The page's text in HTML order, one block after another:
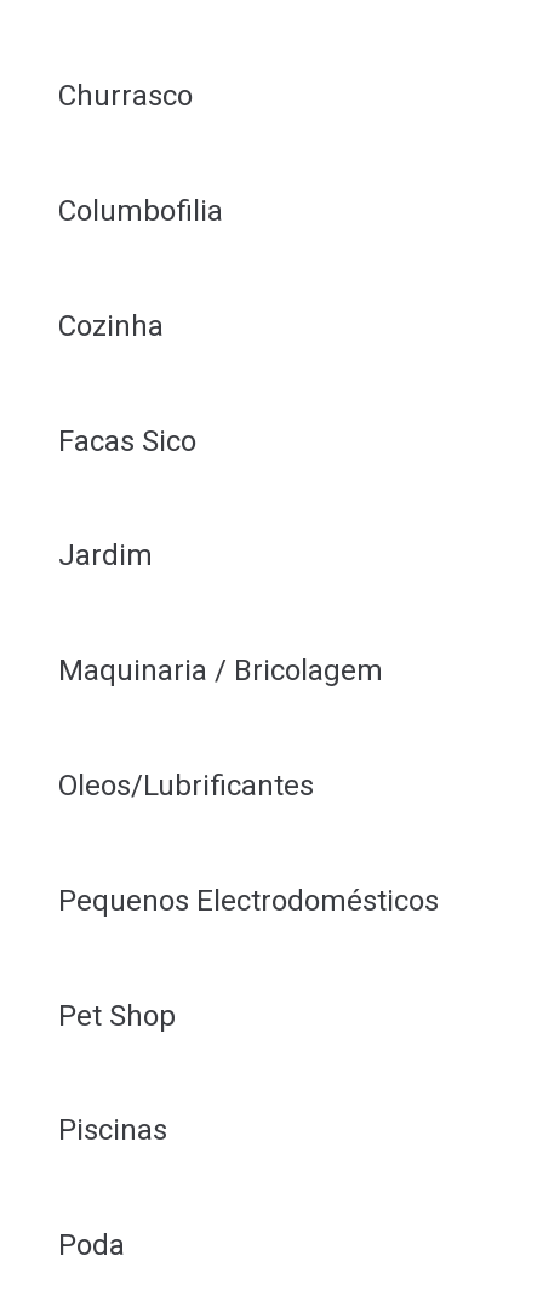
Churrasco
Columbofilia
Cozinha
Facas Sico
Jardim
Maquinaria / Bricolagem
Oleos/Lubrificantes
Pequenos Electrodomésticos
Pet Shop
Piscinas
Poda